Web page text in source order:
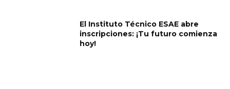
El Instituto Técnico ESAE abre
inscripciones: ¡Tu futuro comienza
hoy!